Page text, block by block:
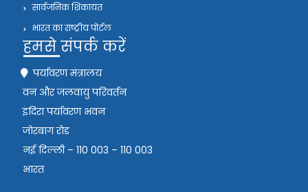
सार्वजनिक शिकायत
भारत का राष्ट्रीय पोर्टल
हमसे संपर्क करें
पर्यावरण मंत्रालय
वन और जलवायु परिवर्तन
इंदिरा पर्यावरण भवन
जोरबाग रोड
नई दिल्ली – 110 003 – 110 003
भारत